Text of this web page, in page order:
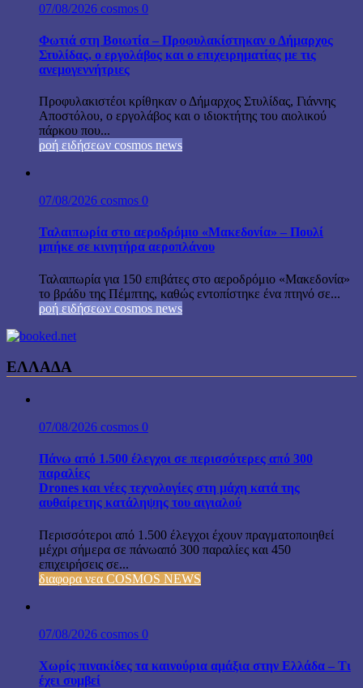
07/08/2026 cosmos 0
Φωτιά στη Βοιωτία – Προφυλακίστηκαν ο Δήμαρχος
Στυλίδας, ο εργολάβος και ο επιχειρηματίας με τις
ανεμογεννήτριες
Προφυλακιστέοι κρίθηκαν ο Δήμαρχος Στυλίδας, Γιάννης
Αποστόλου, ο εργολάβος και ο ιδιοκτήτης του αιολικού
πάρκου που...
ροή ειδήσεων cosmos news
07/08/2026 cosmos 0
Ταλαιπωρία στο αεροδρόμιο «Μακεδονία» – Πουλί
μπήκε σε κινητήρα αεροπλάνου
Ταλαιπωρία για 150 επιβάτες στο αεροδρόμιο «Μακεδονία»
το βράδυ της Πέμπτης, καθώς εντοπίστηκε ένα πτηνό σε...
ροή ειδήσεων cosmos news
ΕΛΛΑΔΑ
07/08/2026 cosmos 0
Πάνω από 1.500 έλεγχοι σε περισσότερες από 300
παραλίες
Drones και νέες τεχνολογίες στη μάχη κατά της
αυθαίρετης κατάληψης του αιγιαλού
Περισσότεροι από 1.500 έλεγχοι έχουν πραγματοποιηθεί
μέχρι σήμερα σε πάνωαπό 300 παραλίες και 450
επιχειρήσεις σε...
διαφορα νεα COSMOS NEWS
07/08/2026 cosmos 0
Χωρίς πινακίδες τα καινούρια αμάξια στην Ελλάδα – Τι
έχει συμβεί